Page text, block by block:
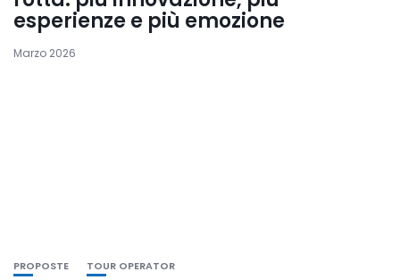
esperienze e più emozione
Marzo 2026
PROPOSTE TOUR OPERATOR